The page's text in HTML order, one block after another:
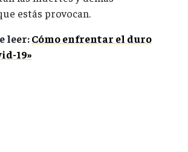
estás provocan.
leer:Cómo enfrentar el duro
19»